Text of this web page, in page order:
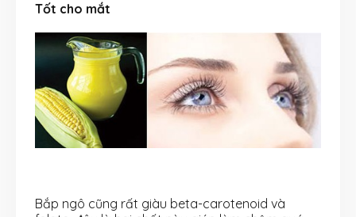
Tốt cho mắt
Bắp ngô cũng rất giàu beta-carotenoid và